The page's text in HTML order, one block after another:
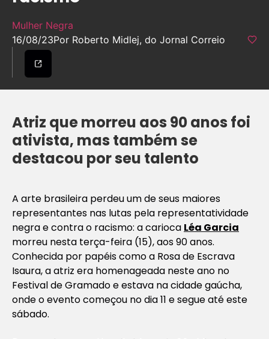
Mulher Negra
16/08/23Por Roberto Midlej, do Jornal Correio
Atriz que morreu aos 90 anos foi
ativista, mas também se
destacou por seu talento
A arte brasileira perdeu um de seus maiores
representantes nas lutas pela representatividade
negra e contra o racismo: a carioca Léa Garcia
morreu nesta terça-feira (15), aos 90 anos.
Conhecida por papéis como a Rosa de Escrava
Isaura, a atriz era homenageada neste ano no
Festival de Gramado e estava na cidade gaúcha,
onde o evento começou no dia 11 e segue até este
sábado.